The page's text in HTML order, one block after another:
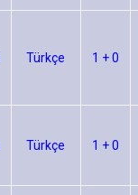
Türkçe 1 + 0
Türkçe 1 + 0